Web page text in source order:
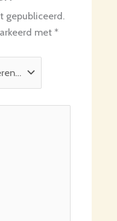
gepubliceerd.
met *